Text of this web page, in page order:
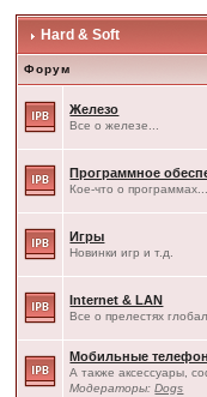
Hard & Soft
Форум
Железо
Все о железе...
Программное
Кое-что о программах...
Игры
Новинки игр и т.д.
Internet & LAN
Все о прелестях
Мобильные
А также аксессуары,
Модераторы:Dogs